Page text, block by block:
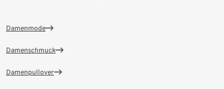
Damenmode
Damenschmuck
Damenpullover